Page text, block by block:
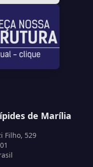
de Marília
Filho, 529